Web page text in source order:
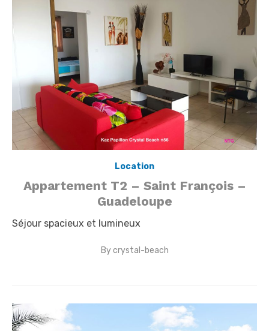
Location
Appartement T2 – Saint François –
Guadeloupe
Séjour spacieux et lumineux
Bycrystal-beach